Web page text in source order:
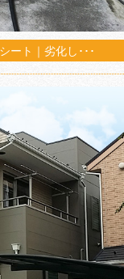
ート｜劣化し･･･